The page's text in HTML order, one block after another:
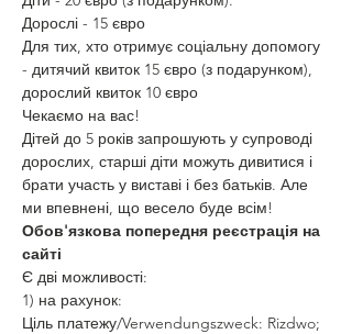
Дорослі - 15 євро
Для тих, хто отримує соціальну допомогу
- дитячий квиток 15 євро (з подарунком),
дорослий квиток 10 євро
Чекаємо на вас!
Дітей до 5 років запрошують у супроводі
дорослих, старші діти можуть дивитися і
брати участь у виставі і без батьків. Але
ми впевнені, що весело буде всім!
Обов'язкова попередня реєстрація на
сайті
Є дві можливості:
1) на рахунок:
Ціль платежу/Verwendungszweck: Rizdwo;